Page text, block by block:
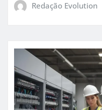
Redação Evolution